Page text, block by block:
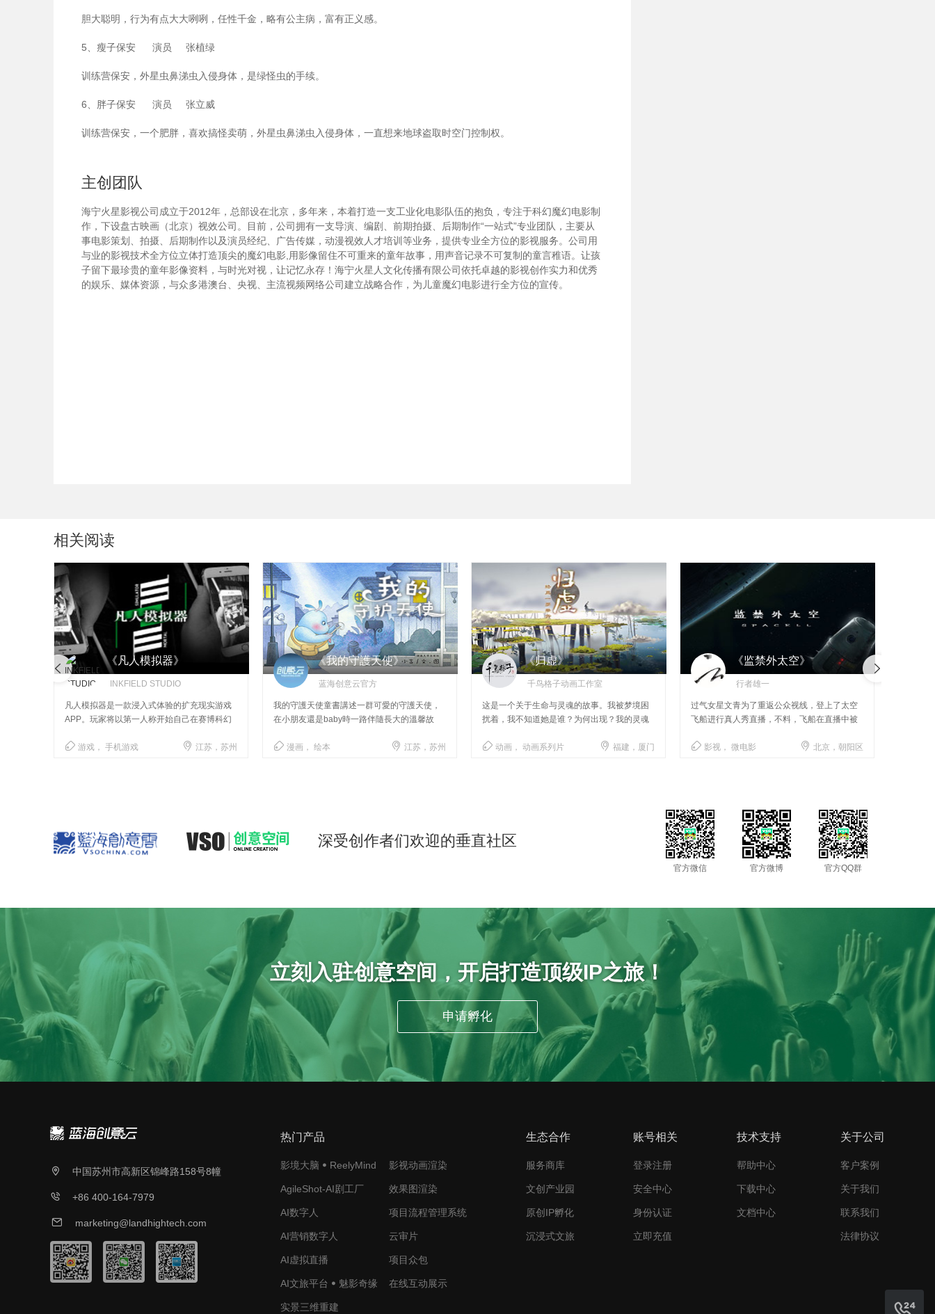
胆大聪明，行为有点大大咧咧，任性千金，略有公主病，富有正义感。
5、瘦子保安 演员 张植绿
训练营保安，外星虫鼻涕虫入侵身体，是绿怪虫的手续。
6、胖子保安 演员 张立威
训练营保安，一个肥胖，喜欢搞怪卖萌，外星虫鼻涕虫入侵身体，一直想来地球盗取时空门控制权。
主创团队
海宁火星影视公司成立于2012年，总部设在北京，多年来，本着打造一支工业化电影队伍的抱负，专注于科幻魔幻电影制
作，下设盘古映画（北京）视效公司。目前，公司拥有一支导演、编剧、前期拍摄、后期制作“一站式”专业团队，主要从
事电影策划、拍摄、后期制作以及演员经纪、广告传媒，动漫视效人才培训等业务，提供专业全方位的影视服务。公司用
与业的影视技术全方位立体打造顶尖的魔幻电影,用影像留住不可重来的童年故事，用声音记录不可复制的童言稚语。让孩
子留下最珍贵的童年影像资料，与时光对视，让记忆永存！海宁火星人文化传播有限公司依托卓越的影视创作实力和优秀
的娱乐、媒体资源，与众多港澳台、央视、主流视频网络公司建立战略合作，为儿童魔幻电影进行全方位的宣传。
相关阅读
《凡人模拟器》
凡人模拟器是一款浸入式体验的扩充现实游戏
APP。玩家将以第一人称开始自己在赛博科幻
INKFIELD STUDIO
 游戏， 手机游戏  江苏，苏州
《我的守護天使》
我的守護天使童書講述一群可愛的守護天使，
在小朋友還是baby時一路伴隨長大的溫馨故
蓝海创意云官方
 漫画， 绘本  江苏，苏州
《归虚》
这是一个关于生命与灵魂的故事。我被梦境困
扰着，我不知道她是谁？为何出现？我的灵魂
千鸟格子动画工作室
 动画， 动画系列片  福建，厦门
《监禁外太空》
过气女星文青为了重返公众视线，登上了太空
飞船进行真人秀直播，不料，飞船在直播中被
行者雄一
 影视， 微电影  北京，朝阳区
深受创作者们欢迎的垂直社区
官方微信 官方微博 官方QQ群
立刻入驻创意空间，开启打造顶级IP之旅！
申请孵化
 中国苏州市高新区锦峰路158号8幢
 +86 400-164-7979
 marketing@landhightech.com
热门产品
影境大脑 ꔷ ReelyMind
AgileShot-AI剧工厂
AI数字人
AI营销数字人
AI虚拟直播
AI文旅平台 ꔷ 魅影奇缘
实景三维重建
影视动画渲染
效果图渲染
项目流程管理系统
云审片
项目众包
在线互动展示
生态合作
服务商库
文创产业园
原创IP孵化
沉浸式文旅
账号相关
登录注册
安全中心
身份认证
立即充值
技术支持
帮助中心
下载中心
文档中心
关于公司
客户案例
关于我们
联系我们
法律协议
